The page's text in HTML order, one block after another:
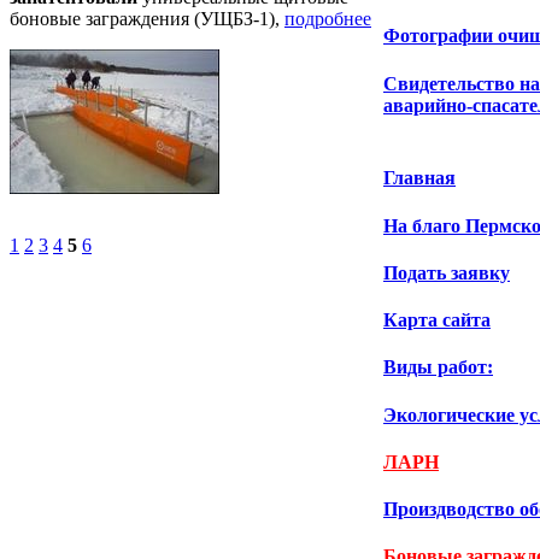
боновые заграждения (УЩБЗ-1), подробнее
1 2 3 4 5 6
Фотографии
Свидетельство
аварийно-
Главная
На благо
Подать заявку
Карта сайта
Виды работ:
Экологические
ЛАРН
Произдводство